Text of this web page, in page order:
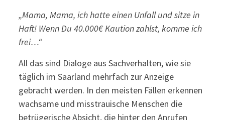
„Mama, Mama, ich hatte einen Unfall und sitze in
Haft! Wenn Du 40.000€ Kaution zahlst, komme ich
frei…“
All das sind Dialoge aus Sachverhalten, wie sie
täglich im Saarland mehrfach zur Anzeige
gebracht werden. In den meisten Fällen erkennen
wachsame und misstrauische Menschen die
betrügerische Absicht, die hinter den Anrufen